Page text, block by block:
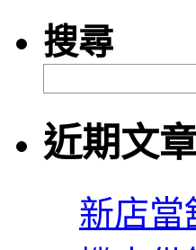
搜尋
近期文
新店當